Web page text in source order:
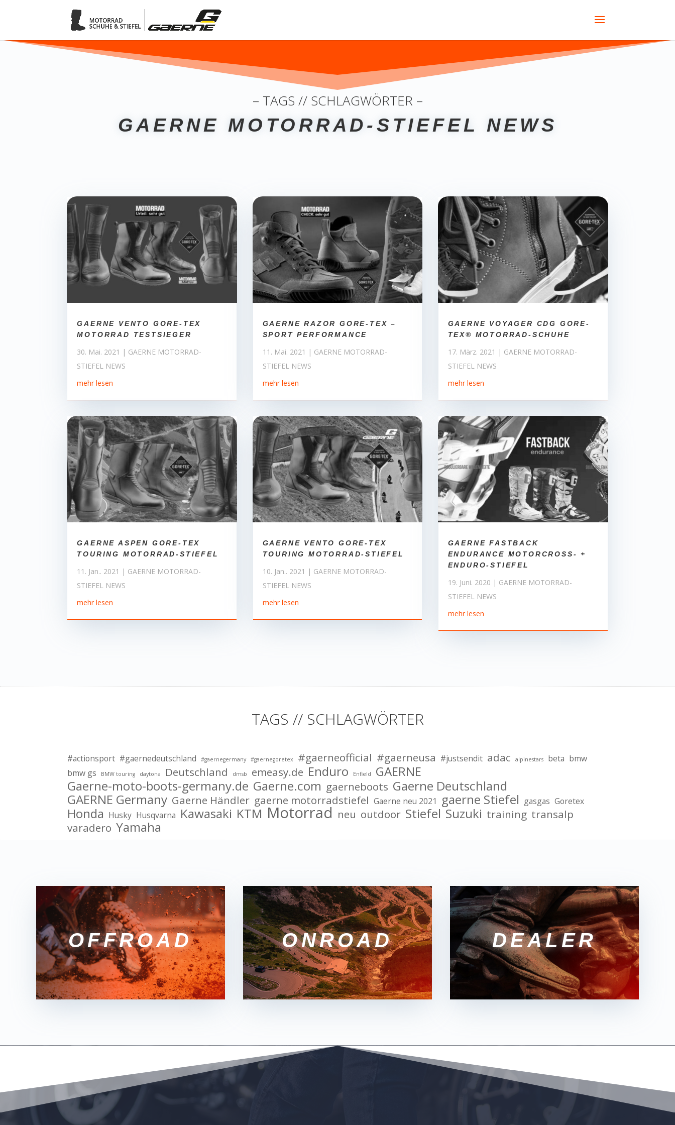
– TAGS // SCHLAGWÖRTER –
GAERNE MOTORRAD-STIEFEL NEWS
GAERNE VENTO GORE-TEX
MOTORRAD TESTSIEGER
30. Mai. 2021 | GAERNE MOTORRAD-
STIEFEL NEWS
mehr lesen
GAERNE ASPEN GORE-TEX
TOURING MOTORRAD-STIEFEL
11. Jan.. 2021 | GAERNE MOTORRAD-
STIEFEL NEWS
mehr lesen
GAERNE RAZOR GORE-TEX –
SPORT PERFORMANCE
11. Mai. 2021 | GAERNE MOTORRAD-
STIEFEL NEWS
mehr lesen
GAERNE VENTO GORE-TEX
TOURING MOTORRAD-STIEFEL
10. Jan.. 2021 | GAERNE MOTORRAD-
STIEFEL NEWS
mehr lesen
GAERNE VOYAGER CDG GORE-
TEX® MOTORRAD-SCHUHE
17. März. 2021 | GAERNE MOTORRAD-
STIEFEL NEWS
mehr lesen
GAERNE FASTBACK
ENDURANCE MOTORCROSS- +
ENDURO-STIEFEL
19. Juni. 2020 | GAERNE MOTORRAD-
STIEFEL NEWS
mehr lesen
TAGS // SCHLAGWÖRTER
#actionsport #gaernedeutschland #gaernegermany #gaernegoretex #gaerneofficial #gaerneusa #justsendit adac alpinestars beta bmw
bmw gs
BMW touring daytona Deutschland dmsb emeasy.de Enduro Enfield
GAERNE
Gaerne-moto-boots-germany.de Gaerne.com gaerneboots Gaerne Deutschland
GAERNE Germany Gaerne Händler gaerne motorradstiefel Gaerne neu 2021 gaerne Stiefel gasgas Goretex
Honda Husky Husqvarna Kawasaki KTM Motorrad neu outdoor Stiefel Suzuki training transalp
varadero Yamaha
OFFROAD ONROAD DEALER